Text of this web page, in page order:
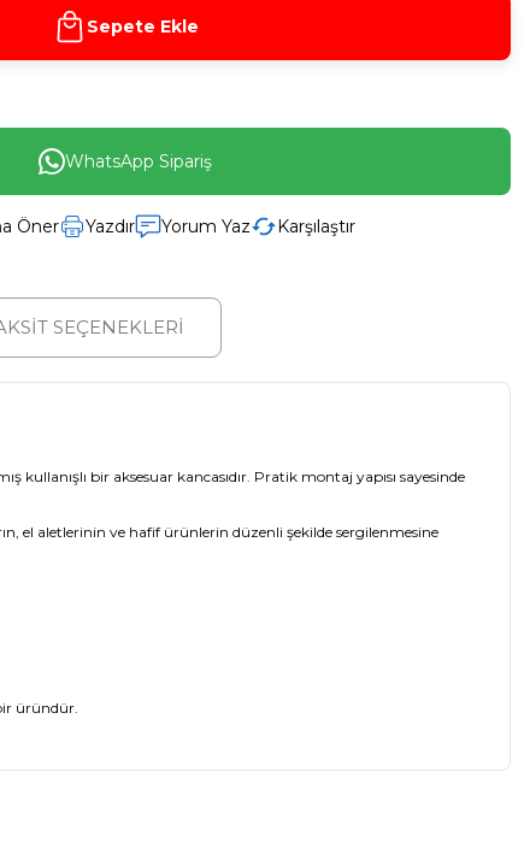
Sepete Ekle
WhatsApp Sipariş
Öner Yazdır Yorum Yaz Karşılaştır
SEÇENEKLERİ
kullanışlı bir aksesuar kancasıdır. Pratik montaj yapısı sayesinde
el aletlerinin ve hafif ürünlerin düzenli şekilde sergilenmesine
üründür.